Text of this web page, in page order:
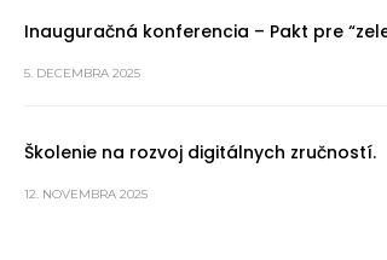
Inauguračná konferencia – Pakt pre
5. DECEMBRA 2025
Školenie na rozvoj digitálnych zručností.
12. NOVEMBRA 2025